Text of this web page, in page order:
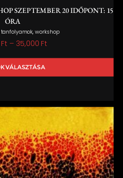
SZEPTEMBER 20 IDŐPONT: 15
ÓRA
,workshop
Ft – 35,000 FtÁrtartomány:
15,000 Ft
VÁLASZTÁSA